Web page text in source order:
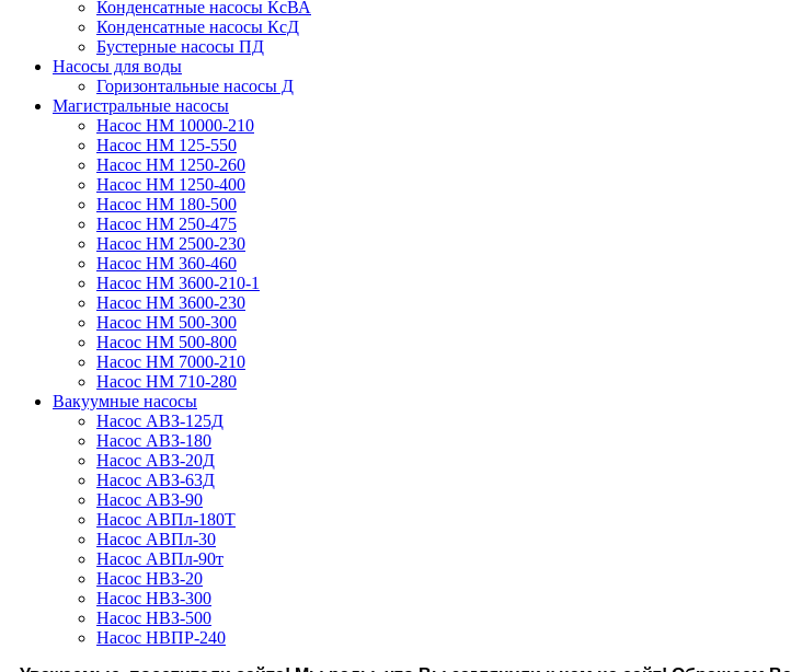
Конденсатные насосы КсВА
Конденсатные насосы КсД
Бустерные насосы ПД
Насосы для воды
Горизонтальные насосы Д
Магистральные насосы
Насос НМ 10000-210
Насос НМ 125-550
Насос НМ 1250-260
Насос НМ 1250-400
Насос НМ 180-500
Насос НМ 250-475
Насос НМ 2500-230
Насос НМ 360-460
Насос НМ 3600-210-1
Насос НМ 3600-230
Насос НМ 500-300
Насос НМ 500-800
Насос НМ 7000-210
Насос НМ 710-280
Вакуумные насосы
Насос АВЗ-125Д
Насос АВЗ-180
Насос АВЗ-20Д
Насос АВЗ-63Д
Насос АВЗ-90
Насос АВПл-180Т
Насос АВПл-30
Насос АВПл-90т
Насос НВЗ-20
Насос НВЗ-300
Насос НВЗ-500
Насос НВПР-240